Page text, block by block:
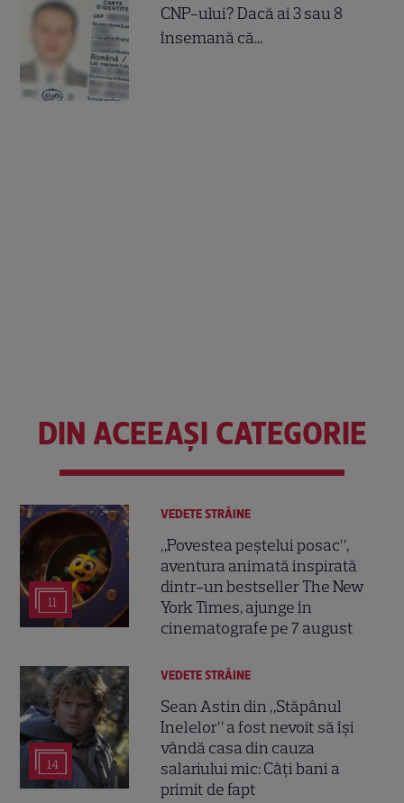
CNP-ului? Dacă ai 3 sau 8
însemană că...
DIN ACEEAȘI CATEGORIE
11
VEDETE STRĂINE
„Povestea peștelui posac”,
aventura animată inspirată
dintr-un bestseller The New
York Times, ajunge în
cinematografe pe 7 august
14
VEDETE STRĂINE
Sean Astin din „Stăpânul
Inelelor” a fost nevoit să își
vândă casa din cauza
salariului mic: Câți bani a
primit de fapt